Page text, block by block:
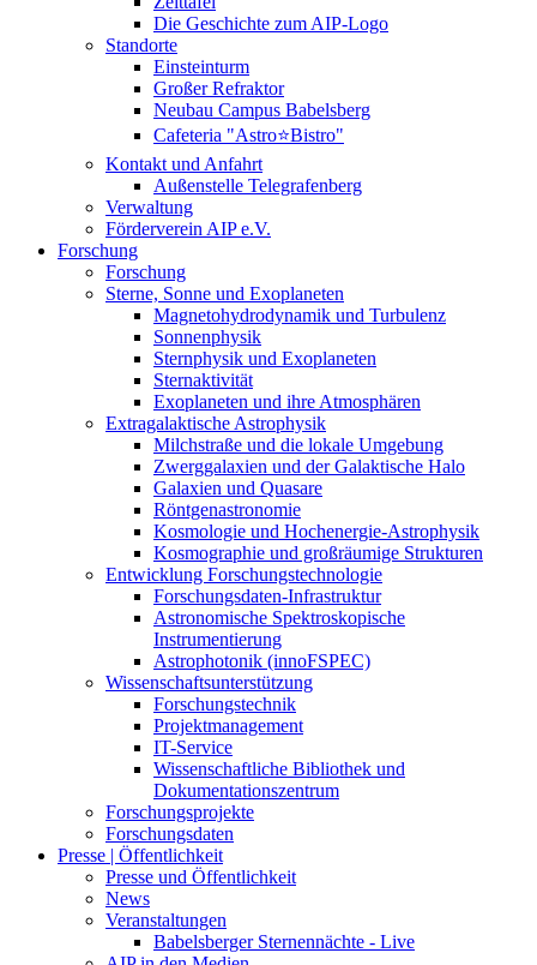
Die Geschichte zum AIP-Logo
Standorte
Einsteinturm
Großer Refraktor
Neubau Campus Babelsberg
Cafeteria "Astro⭐Bistro"
Kontakt und Anfahrt
Außenstelle Telegrafenberg
Verwaltung
Förderverein AIP e.V.
Forschung
Forschung
Sterne, Sonne und Exoplaneten
Magnetohydrodynamik und Turbulenz
Sonnenphysik
Sternphysik und Exoplaneten
Sternaktivität
Exoplaneten und ihre Atmosphären
Extragalaktische Astrophysik
Milchstraße und die lokale Umgebung
Zwerggalaxien und der Galaktische Halo
Galaxien und Quasare
Röntgenastronomie
Kosmologie und Hochenergie-Astrophysik
Kosmographie und großräumige Strukturen
Entwicklung Forschungstechnologie
Forschungsdaten-Infrastruktur
Astronomische Spektroskopische
Instrumentierung
Astrophotonik (innoFSPEC)
Wissenschaftsunterstützung
Forschungstechnik
Projektmanagement
IT-Service
Wissenschaftliche Bibliothek und
Dokumentationszentrum
Forschungsprojekte
Forschungsdaten
Presse | Öffentlichkeit
Presse und Öffentlichkeit
News
Veranstaltungen
Babelsberger Sternennächte - Live